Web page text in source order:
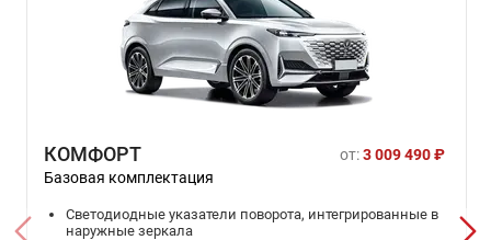
КОМФОРТ от:3 009 490 ₽
Базовая комплектация
Светодиодные указатели поворота, интегрированные в
наружные зеркала